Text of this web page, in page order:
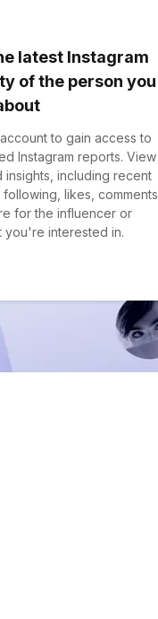
latest Instagram
of the person you
to gain access to
Instagram reports. View
insights, including recent
likes, comments,
for the influencer or
you're interested in.